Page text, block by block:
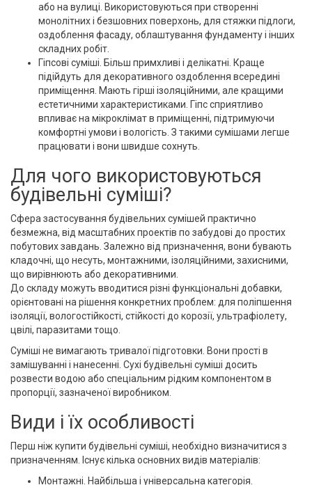
або на вулиці. Використовуються при створенні
монолітних і безшовних поверхонь, для стяжки підлоги,
оздоблення фасаду, облаштування фундаменту і інших
складних робіт.
Гіпсові суміші. Більш примхливі і делікатні. Краще
підійдуть для декоративного оздоблення всередині
приміщення. Мають гірші ізоляційними, але кращими
естетичними характеристиками. Гіпс сприятливо
впливає на мікроклімат в приміщенні, підтримуючи
комфортні умови і вологість. З такими сумішами легше
працювати і вони швидше сохнуть.
Для чого використовуються
будівельні суміші?
Сфера застосування будівельних сумішей практично
безмежна, від масштабних проектів по забудові до простих
побутових завдань. Залежно від призначення, вони бувають
кладочні, що несуть, монтажними, ізоляційними, захисними,
що вирівнюють або декоративними.
До складу можуть вводитися різні функціональні добавки,
орієнтовані на рішення конкретних проблем: для поліпшення
ізоляції, вологостійкості, стійкості до корозії, ультрафіолету,
цвілі, паразитами тощо.
Суміші не вимагають тривалої підготовки. Вони прості в
замішуванні і нанесенні. Сухі будівельні суміші досить
розвести водою або спеціальним рідким компонентом в
пропорції, зазначеної виробником.
Види і їх особливості
Перш ніж купити будівельні суміші, необхідно визначитися з
призначенням. Існує кілька основних видів матеріалів:
Монтажні. Найбільша і універсальна категорія.